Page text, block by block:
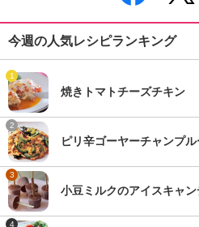
今週の人気レシピランキング
1
焼きトマトチーズチキン
2
ピリ辛ゴーヤーチャンプル
3
小豆ミルクのアイスキャン
4